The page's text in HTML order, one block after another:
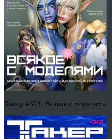
Хакер #324. Всякое с моделями